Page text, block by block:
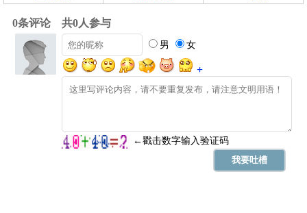
午时(11:00-12:59) 吉
甲午时 11:00 - 12:59
喜神东北 财神东北 福神东南
忌 诸事不宜